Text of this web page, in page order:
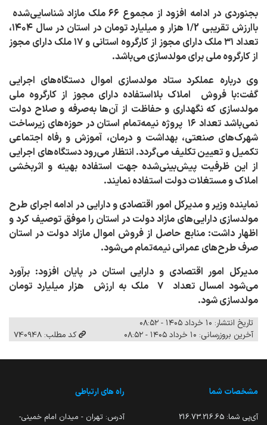
بجنوردی در ادامه افزود از مجموع ۶۶ ملک مازاد شناسایی‌شده
باارزش تقریبی 1/2 هزار و میلیارد تومان در استان در سال ۱۴۰۴،
تعداد ۳۱ ملک دارای مجوز از کارگروه استانی و ۱۷ ملک دارای مجوز
از کارگروه ملی برای مولدسازی می‌باشد.
وی درباره عملکرد ستاد مولدسازی اموال دستگاه‌های اجرایی
گفت:با فروش املاک بلااستفاده دارای مجوز از کارگروه ملی
مولدسازی که نگهداری و حفاظت از آن‌ها به‌صرفه و صلاح دولت
نمی‌باشد تعداد ۱۶ پروژه نیمه‌تمام استان در حوزه‌های زیرساخت
شهرک‌های صنعتی، بهداشت و درمان، آموزش و رفاه اجتماعی
تکمیل و تعیین تکلیف می‌گردد. انتظار می‌رود دستگاه‌های اجرایی
از این ظرفیت پیش‌بینی‌شده جهت استفاده بهینه و اثربخشی
املاک و مستغلات دولت استفاده نمایند.
نماینده وزیر و مدیرکل امور اقتصادی و دارایی در ادامه اجرای طرح
مولدسازی دارایی‌های مازاد دولت در استان را موفق توصیف کرد و
اظهار داشت: منابع حاصل از فروش اموال مازاد دولت در استان
صرف طرح‌های عمرانی نیمه‌تمام می‌شود.
مدیرکل امور اقتصادی و دارایی استان در پایان افزود: برآورد
می‌شود امسال تعداد ۷ ملک به ارزش هزار میلیارد تومان
مولدسازی شود.
تاریخ انتشار: ۱۰ خرداد ۱۴۰۵ - ۰۸:۵۲
آخرین بروزرسانی: ۱۰ خرداد ۱۴۰۵ - ۰۸:۵۲
کد مطلب: 740948
مشخصات شما
آی‌پی شما: 216.73.216.65
راه های ارتباطی
آدرس: تهران - میدان امام خمینی-